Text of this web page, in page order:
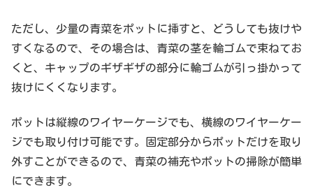
ただし、少量の青菜をポットに挿すと、どうしても抜けや
すくなるので、その場合は、青菜の茎を輪ゴムで束ねてお
くと、キャップのギザギザの部分に輪ゴムが引っ掛かって
抜けにくくなります。
ポットは縦線のワイヤーケージでも、横線のワイヤーケー
ジでも取り付け可能です。固定部分からポットだけを取り
外すことができるので、青菜の補充やポットの掃除が簡単
にできます。